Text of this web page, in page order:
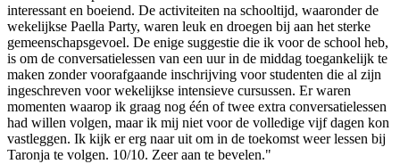
interessant en boeiend. De activiteiten na schooltijd, waaronder de
wekelijkse Paella Party, waren leuk en droegen bij aan het sterke
gemeenschapsgevoel. De enige suggestie die ik voor de school heb,
is om de conversatielessen van een uur in de middag toegankelijk te
maken zonder voorafgaande inschrijving voor studenten die al zijn
ingeschreven voor wekelijkse intensieve cursussen. Er waren
momenten waarop ik graag nog één of twee extra conversatielessen
had willen volgen, maar ik mij niet voor de volledige vijf dagen kon
vastleggen. Ik kijk er erg naar uit om in de toekomst weer lessen bij
Taronja te volgen. 10/10. Zeer aan te bevelen."